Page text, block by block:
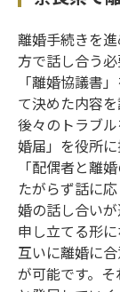
離婚手続きを
方で話し合う
「離婚協議書
て決めた内容
後々のトラブ
婚届」を役所に
「配偶者と離
たがらず話に
婚の話し合い
申し立てる形
互いに離婚に
が可能です。